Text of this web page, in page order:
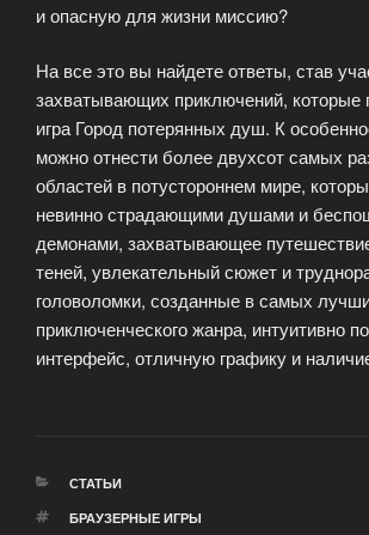
и опасную для жизни миссию?
На все это вы найдете ответы, став
захватывающих приключений, которые
игра Город потерянных душ. К
можно отнести более двухсот самых
областей в потустороннем мире,
невинно страдающими душами и
демонами, захватывающее
теней, увлекательный сюжет и
головоломки, созданные в самых
приключенческого жанра, интуитивно
интерфейс, отличную графику и
РУБРИКИ
СТАТЬИ
МЕТКИ
БРАУЗЕРНЫЕ ИГРЫ